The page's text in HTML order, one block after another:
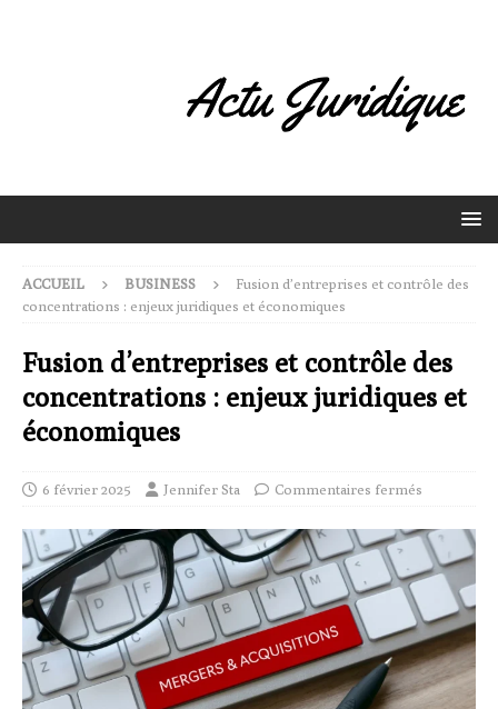
ACCUEIL BUSINESS
Fusion d’entreprises et contrôle des
concentrations : enjeux juridiques et économiques
Fusion d’entreprises et contrôle des
concentrations : enjeux juridiques et
économiques
6 février 2025 Jennifer Sta Commentaires fermés